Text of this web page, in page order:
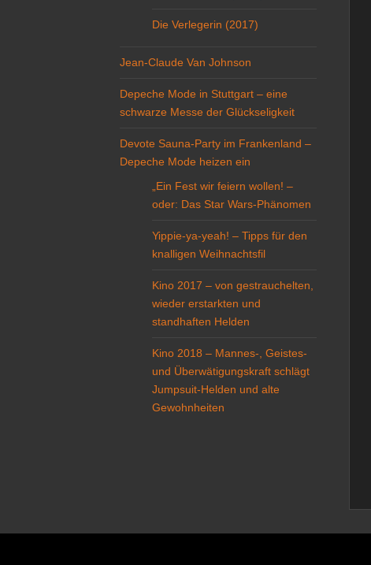
Die Verlegerin (2017)
Jean-Claude Van Johnson
Depeche Mode in Stuttgart – eine
schwarze Messe der Glückseligkeit
Devote Sauna-Party im Frankenland –
Depeche Mode heizen ein
„Ein Fest wir feiern wollen! –
oder: Das Star Wars-Phänomen
Yippie-ya-yeah! – Tipps für den
knalligen Weihnachtsfil
Kino 2017 – von gestrauchelten,
wieder erstarkten und
standhaften Helden
Kino 2018 – Mannes-, Geistes-
und Überwätigungskraft schlägt
Jumpsuit-Helden und alte
Gewohnheiten